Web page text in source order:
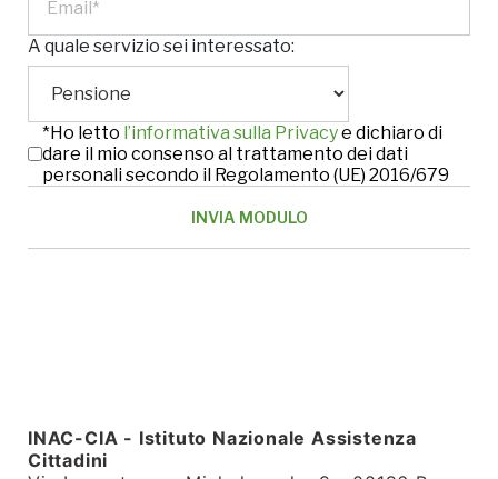
A quale servizio sei interessato:
*Ho letto l’informativa sulla Privacye dichiaro di
dare il mio consenso al trattamento dei dati
personali secondo il Regolamento (UE) 2016/679
INAC-CIA - Istituto Nazionale Assistenza
Cittadini